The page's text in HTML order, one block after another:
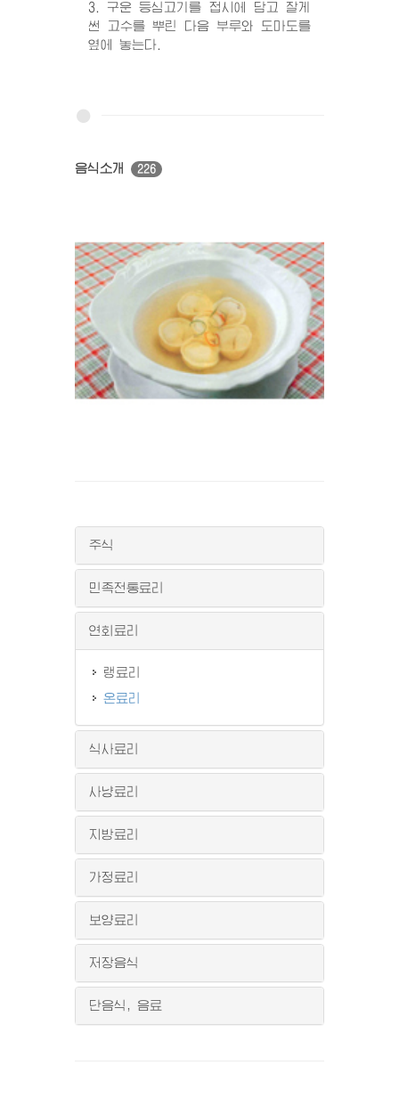
3. 구운 등심고기를 접시에 담고 잘게
썬 고수를 뿌린 다음 부루와 도마도를
옆에 놓는다.
음식소개 226
주식
민족전통료리
연회료리
랭료리
온료리
식사료리
사냥료리
지방료리
가정료리
보양료리
저장음식
단음식, 음료